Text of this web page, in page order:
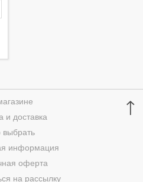
↑
и доставка
выбрать
информация
оферта
на рассылку